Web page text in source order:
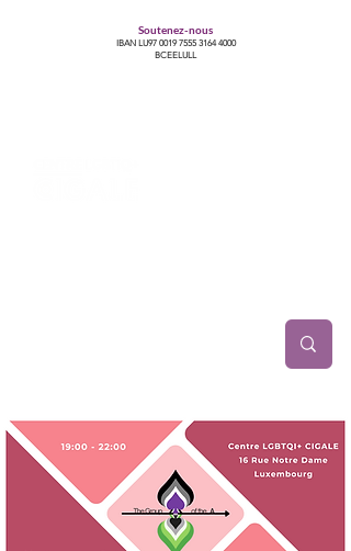
Soutenez-nous
IBAN LU97 0019 7555 3164 4000
BCEELULL